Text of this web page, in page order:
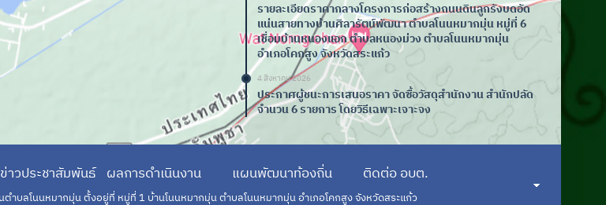
รายละเอียดราคากลางโครงการก่อสร้างถนนดินลูกรังบดอัด
แน่นสายทางบ้านศิลารัตน์พัฒนา ตำบลโนนหมากมุ่น หมู่ที่ 6
เชื่อมบ้านหนองแอก ตำบลหนองม่วง ตำบลโนนหมากมุ่น
อำเภอโคกสูง จังหวัดสระแก้ว
4 สิงหาคม 2026
ประกาศผู้ชนะการเสนอราคา จัดซื้อวัสดุสำนักงาน สำนักปลัด
จำนวน 6 รายการ โดยวิธีเฉพาะเจาะจง
ข่าวประชาสัมพันธ์ ผลการดำเนินงาน แผนพัฒนาท้องถิ่น ติดต่อ อบต.
บลโนนหมากมุ่น ตั้งอยู่ที่ หมู่ที่ 1 บ้านโนนหมากมุ่น ตำบลโนนหมากมุ่น อำเภอโคกสูง จังหวัดสระแก้ว